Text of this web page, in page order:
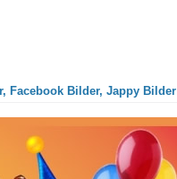
Facebook Bilder, Jappy Bilder